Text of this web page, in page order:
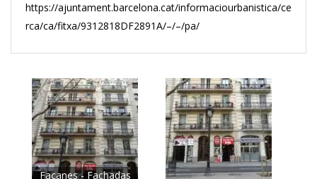
https://ajuntament.barcelona.cat/informaciourbanistica/ce
rca/ca/fitxa/9312818DF2891A/–/–/pa/
Façanes - Fachadas